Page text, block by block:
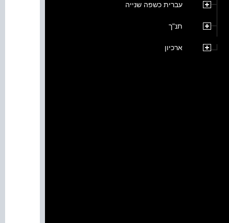
עברית כשפה שנייה
תנ"ך
ארכיון